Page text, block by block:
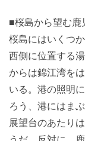
■桜島から望む鹿
桜島にはいくつ
西側に位置する
からは錦江湾を
いる。港の照明
ろう、港にはま
展望台のあたり